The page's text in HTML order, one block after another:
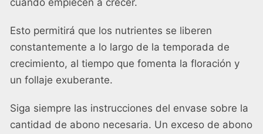
Esto permitirá que los nutrientes se liberen
constantemente a lo largo de la temporada de
crecimiento, al tiempo que fomenta la floración y
un follaje exuberante.
Siga siempre las instrucciones del envase sobre la
cantidad de abono necesaria. Un exceso de abono